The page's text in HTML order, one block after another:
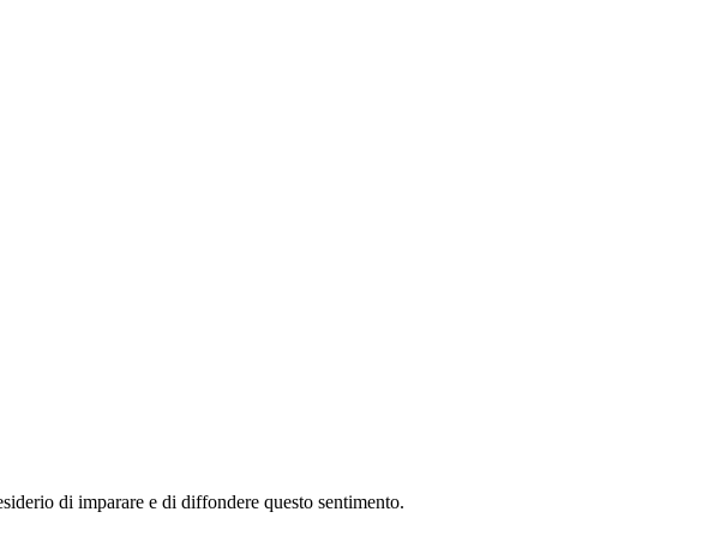
di imparare e di diffondere questo sentimento.